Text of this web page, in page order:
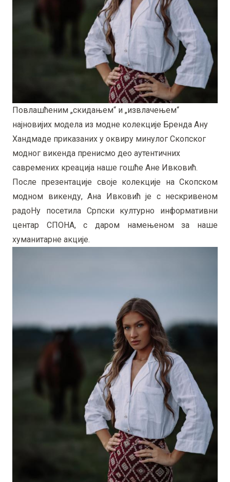
Повлашћеним „скидањем“ и „извлачењем“
најновијих модела из модне колекције Бренда Ану
Хандмаде приказаних у оквиру минулог Скопског
модног викенда пренисмо део аутентичних
савремених креација наше гошће Ане Ивковић.
После презентације своје колекције на Скопском
модном викенду, Ана Ивковић је с нескривеном
радоНу посетила Српски културно информативни
центар СПОНА, с даром намењеном за наше
хуманитарне акције.